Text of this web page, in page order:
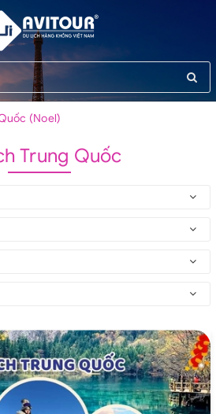
(Noel)
Trung Quốc